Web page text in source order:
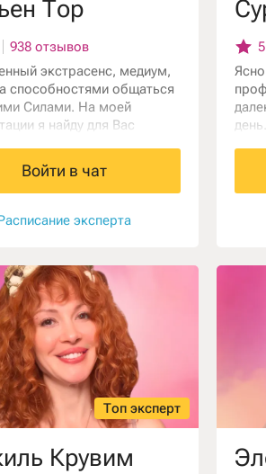
Тор
938 отзывов
экстрасенс, медиум,
способностями общаться
Силами. На моей
я найду для Вас
ответы на все волнующие
и начнёте счастливо жить!
Войти в чат
эксперта
и
Топ эксперт
Крувим